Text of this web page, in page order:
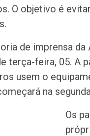
O objetivo é
de imprensa
terça-feira, 05. A
usem o
na
Os